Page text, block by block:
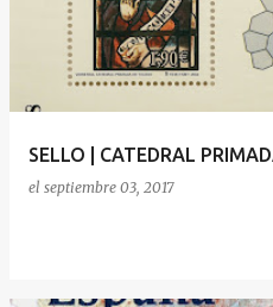
SELLO | CATEDRAL
el septiembre 03, 2017